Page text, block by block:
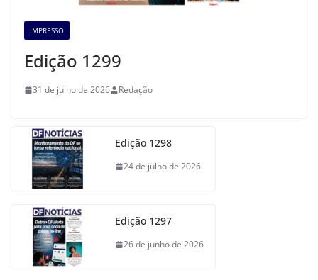
IMPRESSO
Edição 1299
31 de julho de 2026 Redação
Edição 1298
24 de julho de 2026
Edição 1297
26 de junho de 2026